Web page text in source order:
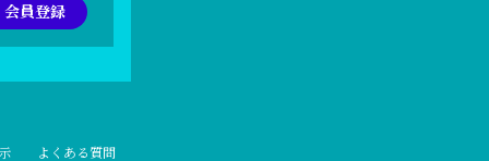
会員登録
よくある質問